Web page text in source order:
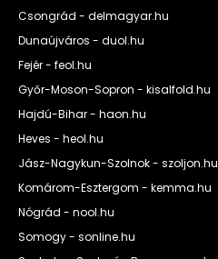
Csongrád - delmagyar.hu
Dunaújváros - duol.hu
Fejér - feol.hu
Győr-Moson-Sopron - kisalfold.hu
Hajdú-Bihar - haon.hu
Heves - heol.hu
Jász-Nagykun-Szolnok - szoljon.hu
Komárom-Esztergom - kemma.hu
Nógrád - nool.hu
Somogy - sonline.hu